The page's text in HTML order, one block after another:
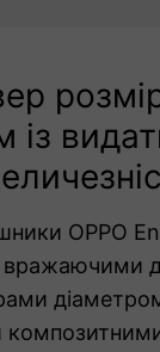
із
OPPO
вражаючими